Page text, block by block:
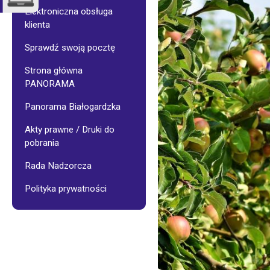
budynków
zarządzanych
Wspólnot
Mieszkaniowych
remontowe
Pogotowie
techniczne
BOK
Galeria
Budynki
dotyczące
zakresu
wodno-
System
Segregacji
Odpadów
Elektroniczna obsługa
klienta
Sprawdź swoją pocztę
Strona główna
PANORAMA
Panorama Białogardzka
Akty prawne / Druki do
pobrania
Rada Nadzorcza
Polityka prywatności